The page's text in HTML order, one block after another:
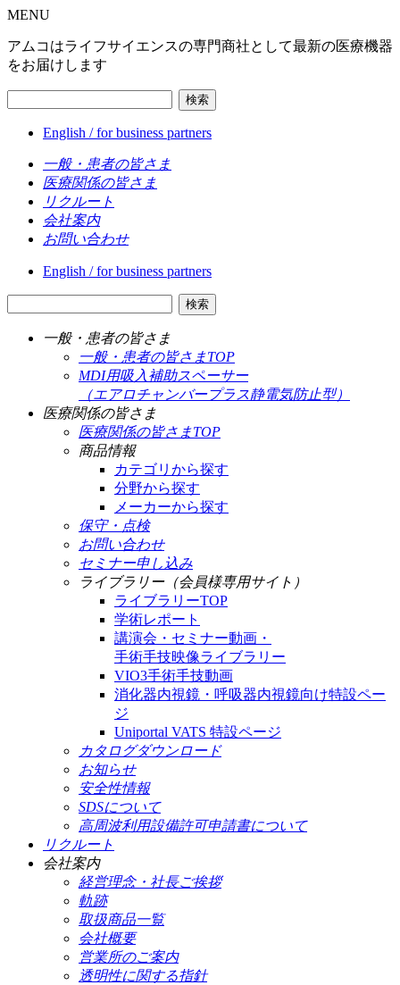
MENU
アムコはライフサイエンスの専門商社として最新の医療機器
をお届けします
検索
English / for business partners
一般・患者の皆さま
医療関係の皆さま
リクルート
会社案内
お問い合わせ
English / for business partners
検索
一般・患者の皆さま
一般・患者の皆さまTOP
MDI用吸入補助スペーサー
（エアロチャンバープラス静電気防止型）
医療関係の皆さま
医療関係の皆さまTOP
商品情報
カテゴリから探す
分野から探す
メーカーから探す
保守・点検
お問い合わせ
セミナー申し込み
ライブラリー（会員様専用サイト）
ライブラリーTOP
学術レポート
講演会・セミナー動画・
手術手技映像ライブラリー
VIO3手術手技動画
消化器内視鏡・呼吸器内視鏡向け特設ペー
ジ
Uniportal VATS 特設ページ
カタログダウンロード
お知らせ
安全性情報
SDSについて
高周波利用設備許可申請書について
リクルート
会社案内
経営理念・社長ご挨拶
軌跡
取扱商品一覧
会社概要
営業所のご案内
透明性に関する指針